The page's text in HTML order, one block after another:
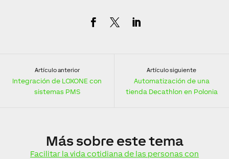
Artículo anterior
Integración de LOXONE con
sistemas PMS
Artículo siguiente
Automatización de una
tienda Decathlon en Polonia
Más sobre este tema
Facilitar la vida cotidiana de las personas con